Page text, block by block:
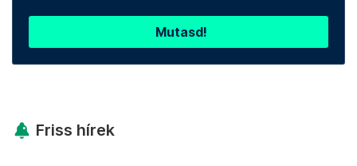
Mutasd!
Friss hírek